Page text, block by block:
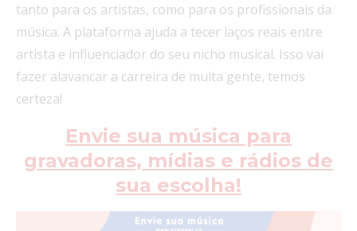
tanto para os artistas, como para os profissionais da
música. A plataforma ajuda a tecer laços reais entre
artista e influenciador do seu nicho musical. Isso vai
fazer alavancar a carreira de muita gente, temos
certeza!
Envie sua música para
gravadoras, mídias e rádios de
sua escolha!